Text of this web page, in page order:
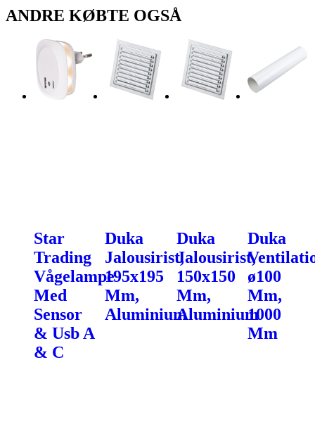
ANDRE KØBTE OGSÅ
Star
Trading
Vågelampe
Med
Sensor
& Usb A
& C
Duka
Jalousirist,
195x195
Mm,
Aluminium
Duka
Jalousirist,
150x150
Mm,
Aluminium
Duka
ø100
Mm,
1000
Mm